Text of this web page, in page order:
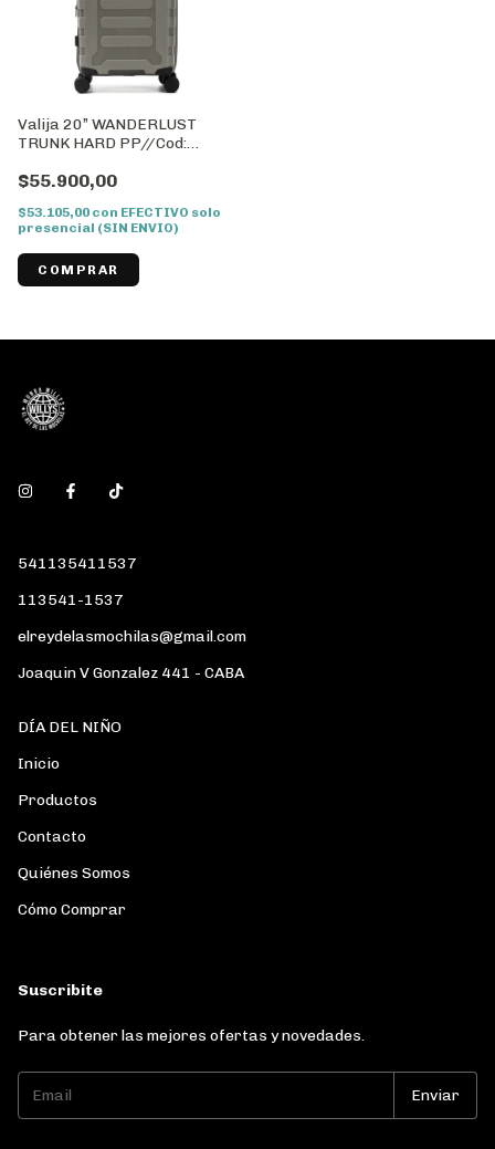
Valija 20” WANDERLUST
TRUNK HARD PP//Cod:
$55.900,00
$53.105,00 con EFECTIVO solo
presencial (SIN ENVIO)
541135411537
113541-1537
elreydelasmochilas@gmail.com
Joaquin V Gonzalez 441 - CABA
DÍA DEL NIÑO
Inicio
Productos
Contacto
Quiénes Somos
Cómo Comprar
Suscribite
Para obtener las mejores ofertas y novedades.